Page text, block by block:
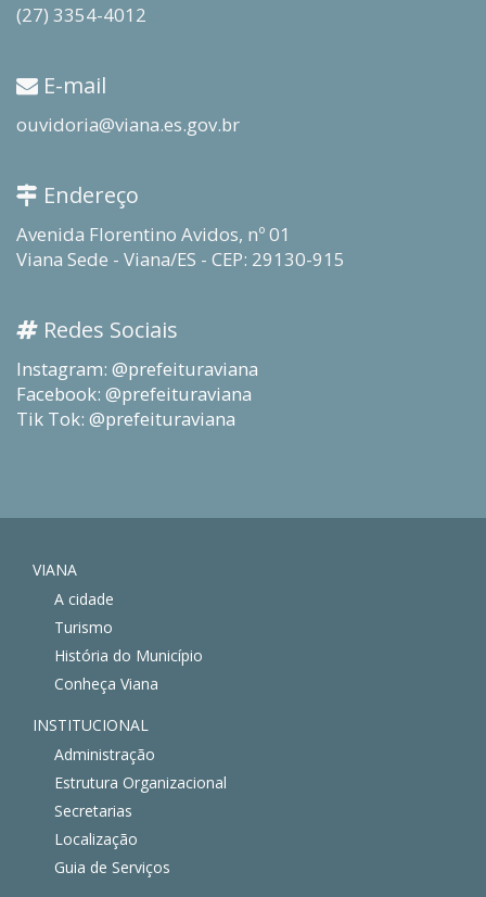
(27) 3354-4012
E-mail
ouvidoria@viana.es.gov.br
Endereço
Avenida Florentino Avidos, nº 01
Viana Sede - Viana/ES - CEP: 29130-915
Redes Sociais
Instagram: @prefeituraviana
Facebook: @prefeituraviana
Tik Tok: @prefeituraviana
VIANA
A cidade
Turismo
História do Município
Conheça Viana
INSTITUCIONAL
Administração
Estrutura Organizacional
Secretarias
Localização
Guia de Serviços